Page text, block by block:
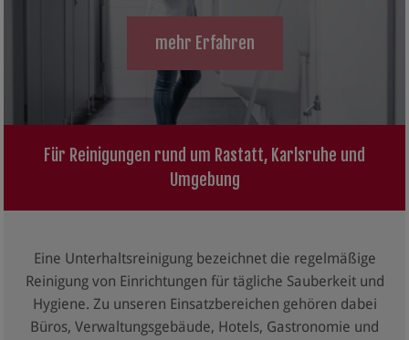
mehr Erfahren
Für Reinigungen rund um Rastatt, Karlsruhe und
Umgebung
Eine Unterhaltsreinigung bezeichnet die regelmäßige
Reinigung von Einrichtungen für tägliche Sauberkeit und
Hygiene. Zu unseren Einsatzbereichen gehören dabei
Büros, Verwaltungsgebäude, Hotels, Gastronomie und